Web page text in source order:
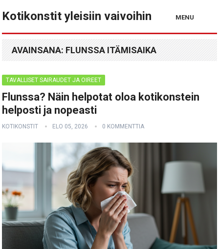
Kotikonstit yleisiin vaivoihin MENU
AVAINSANA: FLUNSSA ITÄMISAIKA
TAVALLISET SAIRAUDET JA OIREET
Flunssa? Näin helpotat oloa kotikonstein
helposti ja nopeasti
KOTIKONSTIT ELO 05, 2026 0 KOMMENTTIA